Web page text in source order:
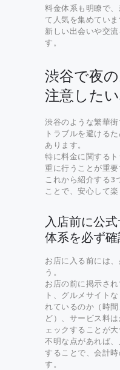
料金体系も明瞭で
て人気を集めていま
新しい出会いや交
す。
渋谷で夜
注意した
渋谷のような繁華街
トラブルを避ける
あります。
特に料金に関する
重に行うことが重要
これから紹介する3
ことで、安心して楽
入店前に公
体系を必ず確
お店に入る前には
う。
お店の前に掲示さ
ト、グルメサイト
れているのか（時
ど）、サービス料
ェックすることが大
不明な点があれば
することで、会計
す。